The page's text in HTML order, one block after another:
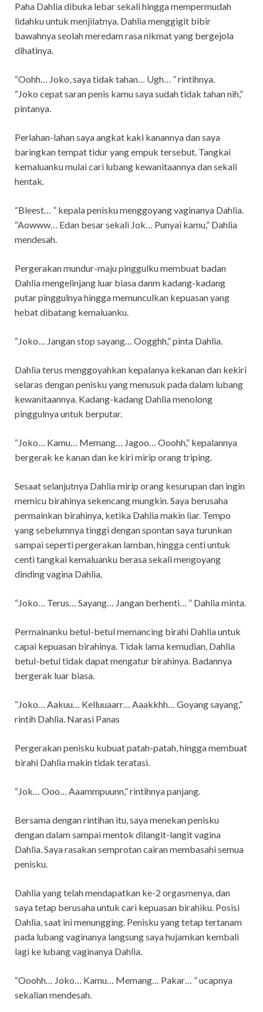
Paha Dahlia dibuka lebar sekali hingga mempermudah
lidahku untuk menjilatnya. Dahlia menggigit bibir
bawahnya seolah meredam rasa nikmat yang bergejola
dihatinya.
“Oohh… Joko, saya tidak tahan… Ugh… ” rintihnya.
“Joko cepat saran penis kamu saya sudah tidak tahan nih,”
pintanya.
Perlahan-lahan saya angkat kaki kanannya dan saya
baringkan tempat tidur yang empuk tersebut. Tangkai
kemaluanku mulai cari lubang kewanitaannya dan sekali
hentak.
“Bleest… ” kepala penisku menggoyang vaginanya Dahlia.
“Aowww… Edan besar sekali Jok… Punyai kamu,” Dahlia
mendesah.
Pergerakan mundur-maju pinggulku membuat badan
Dahlia mengelinjang luar biasa danm kadang-kadang
putar pinggulnya hingga memunculkan kepuasan yang
hebat dibatang kemaluanku.
“Joko… Jangan stop sayang… Oogghh,” pinta Dahlia.
Dahlia terus menggoyahkan kepalanya kekanan dan kekiri
selaras dengan penisku yang menusuk pada dalam lubang
kewanitaannya. Kadang-kadang Dahlia menolong
pinggulnya untuk berputar.
“Joko… Kamu… Memang… Jagoo… Ooohh,” kepalannya
bergerak ke kanan dan ke kiri mirip orang triping.
Sesaat selanjutnya Dahlia mirip orang kesurupan dan ingin
memicu birahinya sekencang mungkin. Saya berusaha
permainkan birahinya, ketika Dahlia makin liar. Tempo
yang sebelumnya tinggi dengan spontan saya turunkan
sampai seperti pergerakan lamban, hingga centi untuk
centi tangkai kemaluanku berasa sekali mengoyang
dinding vagina Dahlia.
“Joko… Terus… Sayang… Jangan berhenti… ” Dahlia minta.
Permainanku betul-betul memancing birahi Dahlia untuk
capai kepuasan birahinya. Tidak lama kemudian, Dahlia
betul-betul tidak dapat mengatur birahinya. Badannya
bergerak luar biasa.
“Joko… Aakuu… Kelluuaarr… Aaakkhh… Goyang sayang,”
rintih Dahlia. Narasi Panas
Pergerakan penisku kubuat patah-patah, hingga membuat
birahi Dahlia makin tidak teratasi.
“Jok… Ooo… Aaammpuunn,” rintihnya panjang.
Bersama dengan rintihan itu, saya menekan penisku
dengan dalam sampai mentok dilangit-langit vagina
Dahlia. Saya rasakan semprotan cairan membasahi semua
penisku.
Dahlia yang telah mendapatkan ke-2 orgasmenya, dan
saya tetap berusaha untuk cari kepuasan birahiku. Posisi
Dahlia, saat ini menungging. Penisku yang tetap tertanam
pada lubang vaginanya langsung saya hujamkan kembali
lagi ke lubang vaginanya Dahlia.
“Ooohh… Joko… Kamu… Memang… Pakar… ” ucapnya
sekalian mendesah.